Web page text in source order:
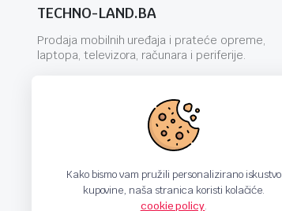
TECHNO-LAND.BA
Prodaja mobilnih uređaja i prateće opreme,
laptopa, televizora, računara i periferije.
Kako bismo vam pružili personalizirano iskustvo
kupovine, naša stranica koristi kolačiće.
cookie policy.